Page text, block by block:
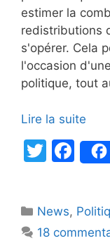
estimer la
redistributions
s'opérer. Cela
l'occasion
politique, tout
Lire la suite
T
er
F
a
e
Catégories
News,
18